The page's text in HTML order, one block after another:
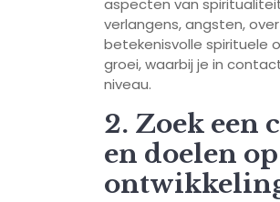
aspecten van
verlangens, angsten,
betekenisvolle spirituele
groei, waarbij je in
niveau.
2. Zoek een
en doelen